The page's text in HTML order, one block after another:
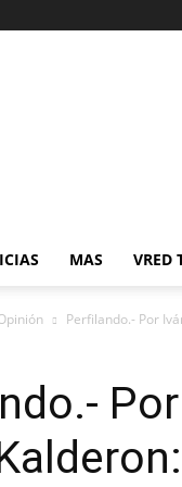
MAS VRED
Perfilando.- Por